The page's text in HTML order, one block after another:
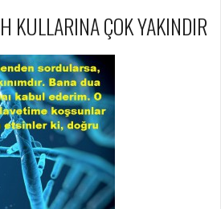
KULLARINA ÇOK YAKINDIR